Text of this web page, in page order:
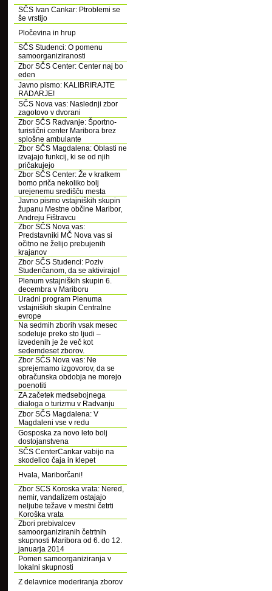
SČS Ivan Cankar: Ptroblemi se
še vrstijo
Pločevina in hrup
SČS Studenci: O pomenu
samoorganiziranosti
Zbor SČS Center: Center naj bo
eden
Javno pismo: KALIBRIRAJTE
RADARJE!
SČS Nova vas: Naslednji zbor
zagotovo v dvorani
Zbor SČS Radvanje: Športno-
turistični center Maribora brez
splošne ambulante
Zbor SČS Magdalena: Oblasti ne
izvajajo funkcij, ki se od njih
pričakujejo
Zbor SČS Center: Že v kratkem
bomo priča nekoliko bolj
urejenemu središču mesta
Javno pismo vstajniških skupin
županu Mestne občine Maribor,
Andreju Fištravcu
Zbor SČS Nova vas:
Predstavniki MČ Nova vas si
očitno ne želijo prebujenih
krajanov
Zbor SČS Studenci: Poziv
Studenčanom, da se aktivirajo!
Plenum vstajniških skupin 6.
decembra v Mariboru
Uradni program Plenuma
vstajniških skupin Centralne
evrope
Na sedmih zborih vsak mesec
sodeluje preko sto ljudi –
izvedenih je že več kot
sedemdeset zborov.
Zbor SČS Nova vas: Ne
sprejemamo izgovorov, da se
obračunska obdobja ne morejo
poenotiti
ZA začetek medsebojnega
dialoga o turizmu v Radvanju
Zbor SČS Magdalena: V
Magdaleni vse v redu
Gosposka za novo leto bolj
dostojanstvena
SČS CenterCankar vabijo na
skodelico čaja in klepet
Hvala, Mariborčani!
Zbor SCS Koroska vrata: Nered,
nemir, vandalizem ostajajo
neljube težave v mestni četrti
Koroška vrata
Zbori prebivalcev
samoorganiziranih četrtnih
skupnosti Maribora od 6. do 12.
januarja 2014
Pomen samoorganiziranja v
lokalni skupnosti
Z delavnice moderiranja zborov